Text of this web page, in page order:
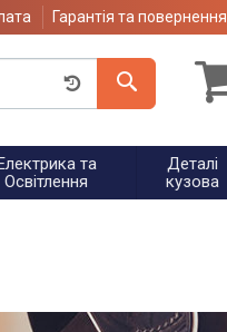
Гарантія та повернення
та
Освітлення
Деталі
кузова